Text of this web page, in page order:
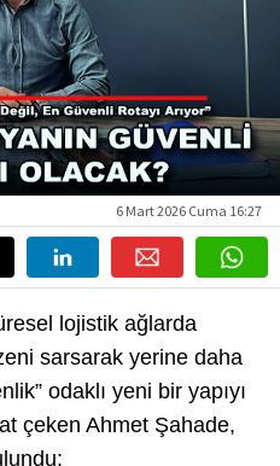
6 Mart 2026 Cuma 16:27
lojistik ağlarda
sarsarak yerine daha
odaklı yeni bir yapıyı
çeken Ahmet Şahade,